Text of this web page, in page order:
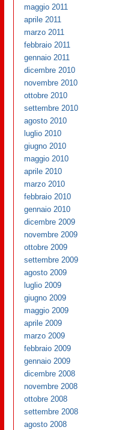
maggio 2011
aprile 2011
marzo 2011
febbraio 2011
gennaio 2011
dicembre 2010
novembre 2010
ottobre 2010
settembre 2010
agosto 2010
luglio 2010
giugno 2010
maggio 2010
aprile 2010
marzo 2010
febbraio 2010
gennaio 2010
dicembre 2009
novembre 2009
ottobre 2009
settembre 2009
agosto 2009
luglio 2009
giugno 2009
maggio 2009
aprile 2009
marzo 2009
febbraio 2009
gennaio 2009
dicembre 2008
novembre 2008
ottobre 2008
settembre 2008
agosto 2008